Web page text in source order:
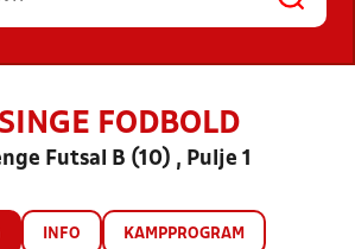
FODBOLD
Futsal B (10) , Pulje 1
INFO KAMPPROGRAM